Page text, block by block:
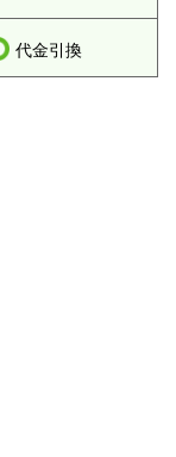
代金引換